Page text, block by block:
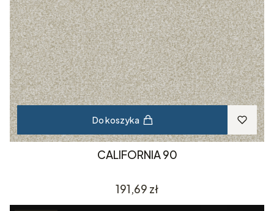
Do koszyka
CALIFORNIA 90
Cena
191,69 zł